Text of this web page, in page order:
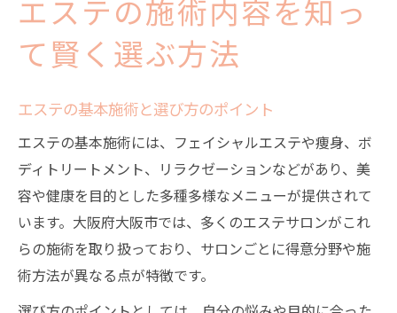
エステの施術内容を知っ
て賢く選ぶ方法
エステの基本施術と選び方のポイント
エステの基本施術には、フェイシャルエステや痩身、ボ
ディトリートメント、リラクゼーションなどがあり、美
容や健康を目的とした多種多様なメニューが提供されて
います。大阪府大阪市では、多くのエステサロンがこれ
らの施術を取り扱っており、サロンごとに得意分野や施
術方法が異なる点が特徴です。